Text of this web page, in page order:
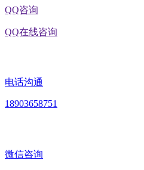
QQ咨询
QQ在线咨询
电话沟通
18903658751
微信咨询